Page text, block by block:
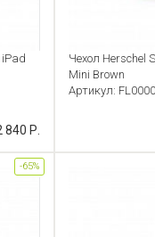
iPad
840 Р.
Чехол Herschel
Mini Brown
Артикул:
-65%